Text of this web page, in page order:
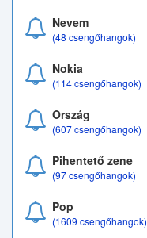
Nevem
(48 csengőhangok)
Nokia
(114 csengőhangok)
Ország
(607 csengőhangok)
Pihentető zene
(97 csengőhangok)
Pop
(1609 csengőhangok)